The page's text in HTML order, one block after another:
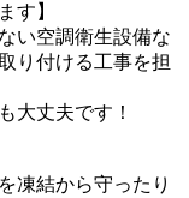
す】
い空調衛生設備な
り付ける工事を担
大丈夫です！
凍結から守ったり